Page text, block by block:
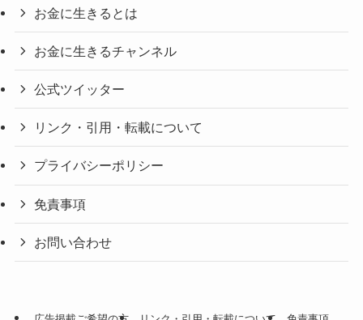
お金に生きるとは
お金に生きるチャンネル
公式ツイッター
リンク・引用・転載について
プライバシーポリシー
免責事項
お問い合わせ